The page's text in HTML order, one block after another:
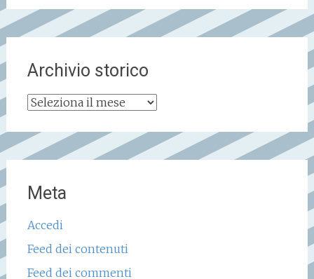
Archivio storico
Archivio
Meta
Accedi
Feed dei contenuti
Feed dei commenti